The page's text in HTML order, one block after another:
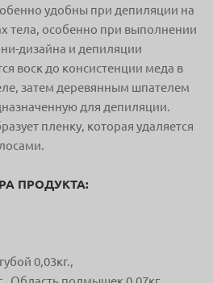
удобны при депиляции на
тела, особенно при выполнении
дизайна и депиляции
воск до консистенции меда в
затем деревянным шпателем
для депиляции.
пленку, которая удаляется
ПРОДУКТА:
0,03кг.,